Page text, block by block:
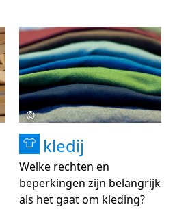
©
👕 kledij
Welke rechten en
beperkingen zijn belangrijk
als het gaat om kleding?